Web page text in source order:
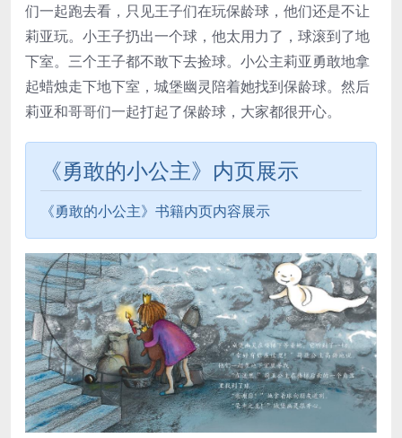
们一起跑去看，只见王子们在玩保龄球，他们还是不让
莉亚玩。小王子扔出一个球，他太用力了，球滚到了地
下室。三个王子都不敢下去捡球。小公主莉亚勇敢地拿
起蜡烛走下地下室，城堡幽灵陪着她找到保龄球。然后
莉亚和哥哥们一起打起了保龄球，大家都很开心。
《勇敢的小公主》内页展示
《勇敢的小公主》书籍内页内容展示